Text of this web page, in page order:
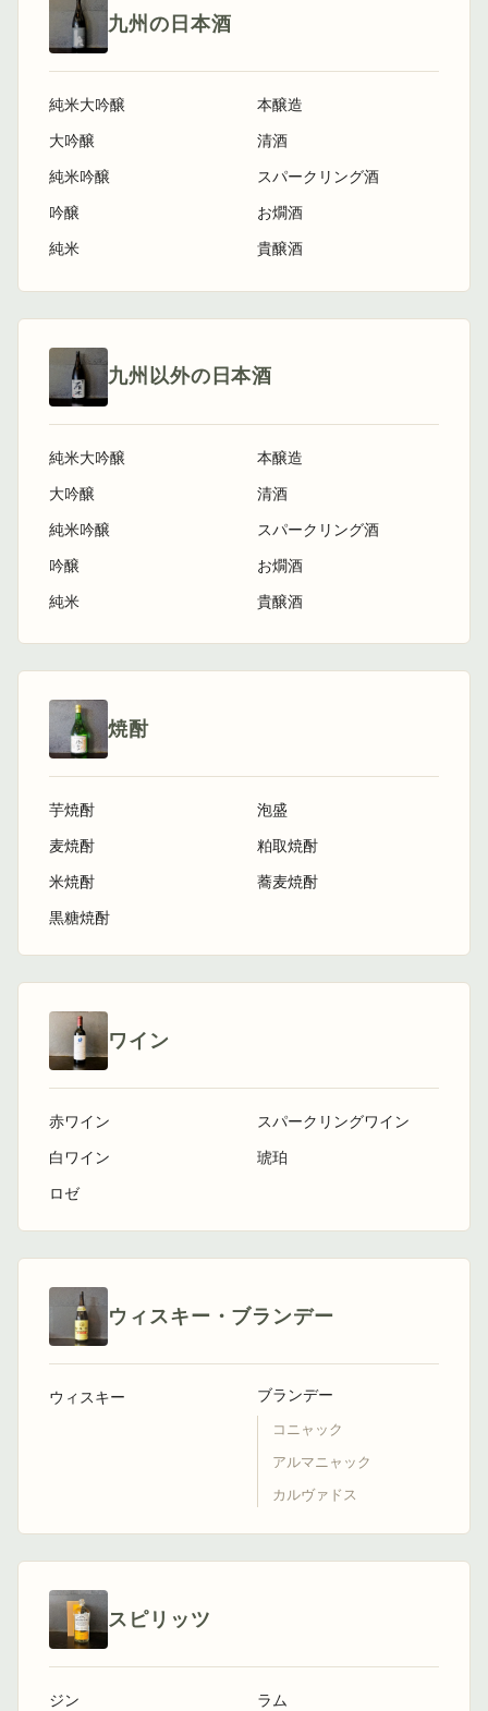
九州の日本酒
純米大吟醸
大吟醸
純米吟醸
吟醸
純米
本醸造
清酒
スパークリング酒
お燗酒
貴醸酒
九州以外の日本酒
純米大吟醸
大吟醸
純米吟醸
吟醸
純米
本醸造
清酒
スパークリング酒
お燗酒
貴醸酒
焼酎
芋焼酎
麦焼酎
米焼酎
黒糖焼酎
泡盛
粕取焼酎
蕎麦焼酎
ワイン
赤ワイン
白ワイン
ロゼ
スパークリングワイン
琥珀
ウィスキー・ブランデー
ウィスキー ブランデー
コニャック
アルマニャック
カルヴァドス
スピリッツ
ジン ラム